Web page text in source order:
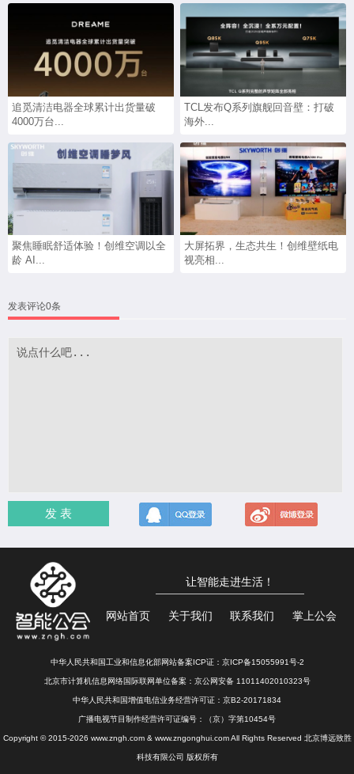
追觅清洁电器全球累计出货量破
4000万台...
TCL发布Q系列旗舰回音壁：打破
海外...
聚焦睡眠舒适体验！创维空调以全
龄 AI...
大屏拓界，生态共生！创维壁纸电
视亮相...
发表评论0条
发 表
让智能走进生活！
网站首页 关于我们 联系我们 掌上公会
中华人民共和国工业和信息化部网站备案ICP证： 京ICP备15055991号-2
北京市计算机信息网络国际联网单位备案： 京公网安备 11011402010323号
中华人民共和国增值电信业务经营许可证：京B2-20171834
广播电视节目制作经营许可证编号：（京）字第10454号
Copyright © 2015-2026 www.zngh.com & www.zngonghui.com All Rights Reserved 北京博远致胜
科技有限公司 版权所有